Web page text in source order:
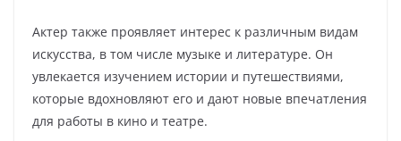
Актер также проявляет интерес к различным видам
искусства, в том числе музыке и литературе. Он
увлекается изучением истории и путешествиями,
которые вдохновляют его и дают новые впечатления
для работы в кино и театре.